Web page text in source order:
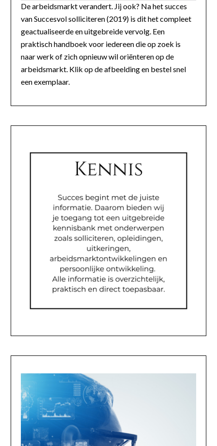
De arbeidsmarkt verandert. Jij ook? Na het succes
van Succesvol solliciteren (2019) is dit het compleet
geactualiseerde en uitgebreide vervolg. Een
praktisch handboek voor iedereen die op zoek is
naar werk of zich opnieuw wil oriënteren op de
arbeidsmarkt. Klik op de afbeelding en bestel snel
een exemplaar.